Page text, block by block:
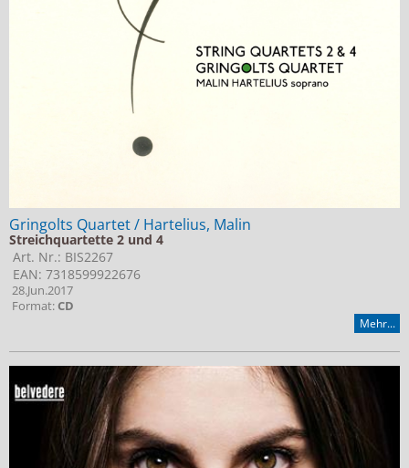
Gringolts Quartet / Hartelius, Malin
Streichquartette 2 und 4
Art. Nr.: BIS2267
EAN: 7318599922676
28.Jun.2017
Format:CD
Mehr...